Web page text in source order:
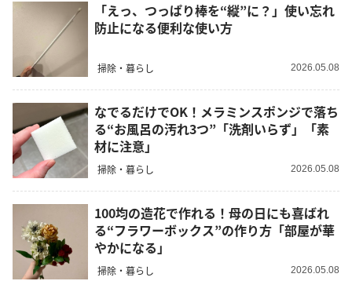
「えっ、つっぱり棒を“縦”に？」使い忘れ
防止になる便利な使い方
掃除・暮らし 2026.05.08
なでるだけでOK！メラミンスポンジで落ち
る“お風呂の汚れ3つ”「洗剤いらず」「素
材に注意」
掃除・暮らし 2026.05.08
100均の造花で作れる！母の日にも喜ばれ
る“フラワーボックス”の作り方「部屋が華
やかになる」
掃除・暮らし 2026.05.08